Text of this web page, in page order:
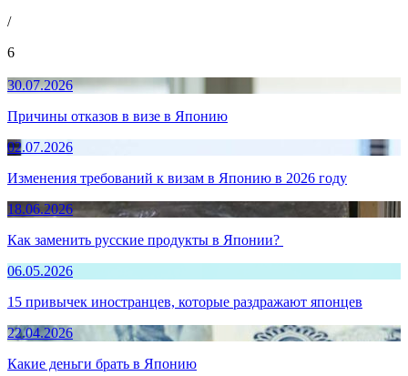
/
6
30.07.2026
Причины отказов в визе в Японию
02.07.2026
Изменения требований к визам в Японию в 2026 году
18.06.2026
Как заменить русские продукты в Японии?
06.05.2026
15 привычек иностранцев, которые раздражают японцев
22.04.2026
Какие деньги брать в Японию